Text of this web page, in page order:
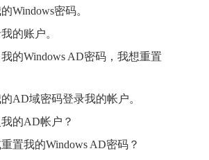
Windows密码。
的账户。
的Windows AD密码，我想重置
AD域密码登录我的帐户。
的AD帐户？
置我的Windows AD密码？